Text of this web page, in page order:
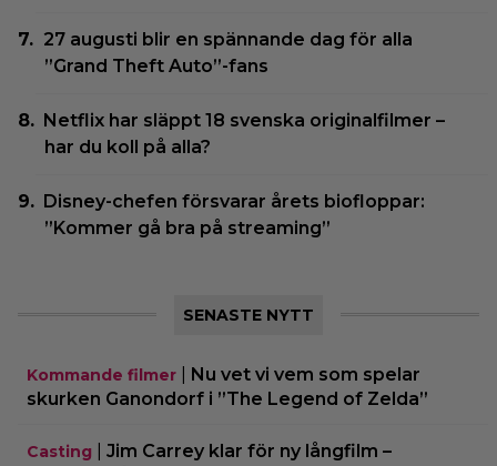
27 augusti blir en spännande dag för alla
”Grand Theft Auto”-fans
Netflix har släppt 18 svenska originalfilmer –
har du koll på alla?
Disney-chefen försvarar årets biofloppar:
”Kommer gå bra på streaming”
SENASTE NYTT
Kommande filmer
Nu vet vi vem som spelar
skurken Ganondorf i ”The Legend of Zelda”
Casting
Jim Carrey klar för ny långfilm –